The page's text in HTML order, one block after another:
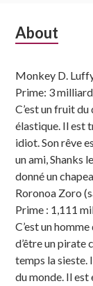
About
Monkey D.
Prime: 3
C’est un fruit
élastique. Il est
idiot. Son rêve
un ami, Shanks
donné un
Roronoa Zoro
Prime : 1,111
C’est un
d’être un pirate
temps la sieste.
du monde. Il